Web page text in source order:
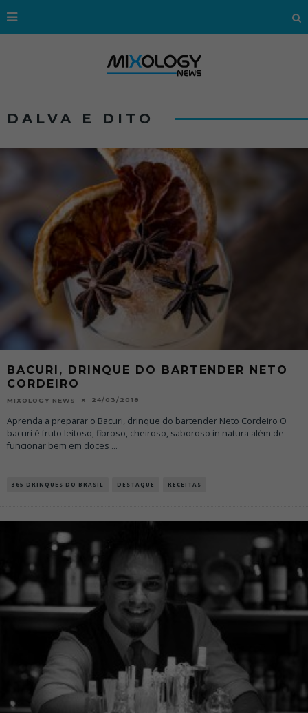
DALVA E DITO
BACURI, DRINQUE DO BARTENDER NETO
CORDEIRO
MIXOLOGY NEWS 24/03/2018
Aprenda a preparar o Bacuri, drinque do bartender Neto Cordeiro O
bacuri é fruto leitoso, fibroso, cheiroso, saboroso in natura além de
funcionar bem em doces ...
365 DRINQUES DO BRASIL DESTAQUE RECEITAS